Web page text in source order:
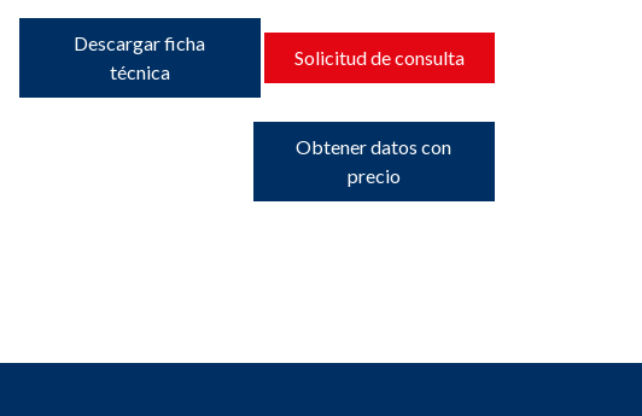
Descargar ficha
técnica
Solicitud de consulta
Obtener datos con
precio